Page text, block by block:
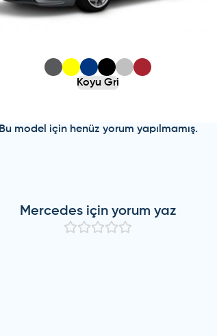
Koyu Gri
Bu model için henüz yorum yapılmamış.
Mercedes için yorum yaz